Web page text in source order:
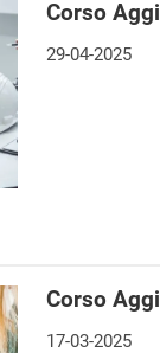
Corso
29-04-2025
Corso
17-03-2025